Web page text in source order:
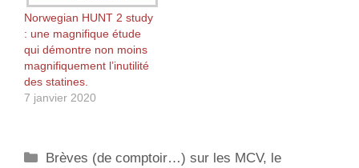
des lipoprotéines non
haute densité,
tabagisme…
Norwegian HUNT 2 study
: une magnifique étude
qui démontre non moins
magnifiquement l’inutilité
des statines.
7 janvier 2020
Catégories
Brèves (de comptoir…) sur les MCV, le